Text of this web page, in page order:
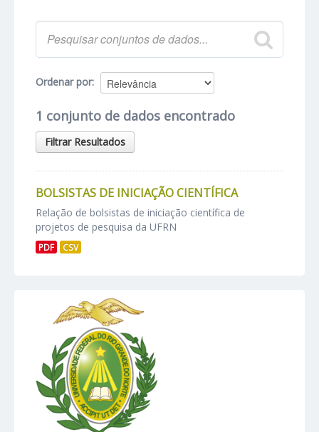
Ordenar por
1 conjunto de dados encontrado
Filtrar Resultados
BOLSISTAS DE INICIAÇÃO CIENTÍFICA
Relação de bolsistas de iniciação científica de
projetos de pesquisa da UFRN
PDF CSV